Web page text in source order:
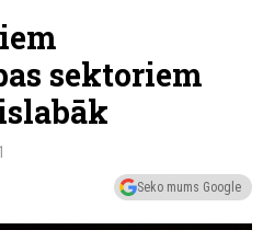
sektoriem
Seko mums Google